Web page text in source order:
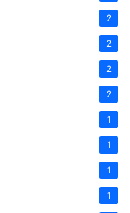
2
2
2
2
1
1
1
1